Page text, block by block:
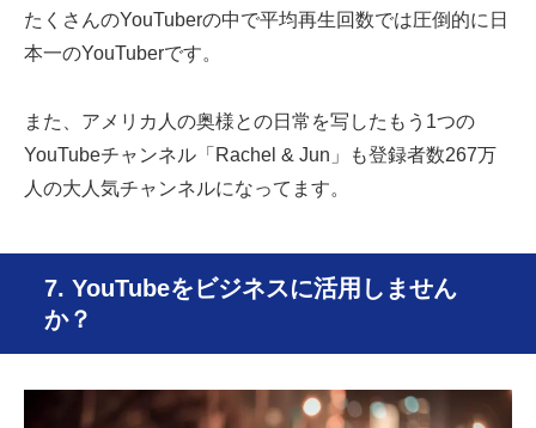
たくさんのYouTuberの中で平均再生回数では圧倒的に日
本一のYouTuberです。
また、アメリカ人の奥様との日常を写したもう1つの
YouTubeチャンネル「Rachel & Jun」も登録者数267万
人の大人気チャンネルになってます。
7. YouTubeをビジネスに活用しません
か？